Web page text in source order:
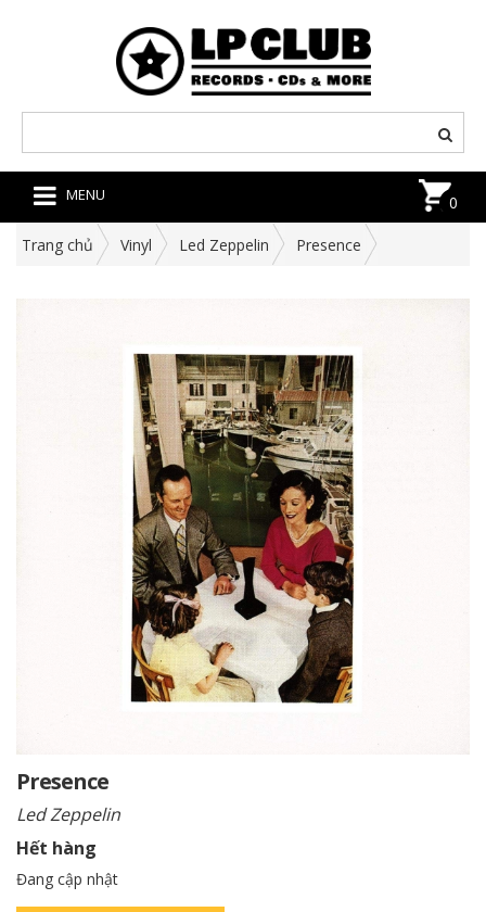
MENU 0
Trang chủ Vinyl Led Zeppelin Presence
Presence
Led Zeppelin
Hết hàng
Đang cập nhật